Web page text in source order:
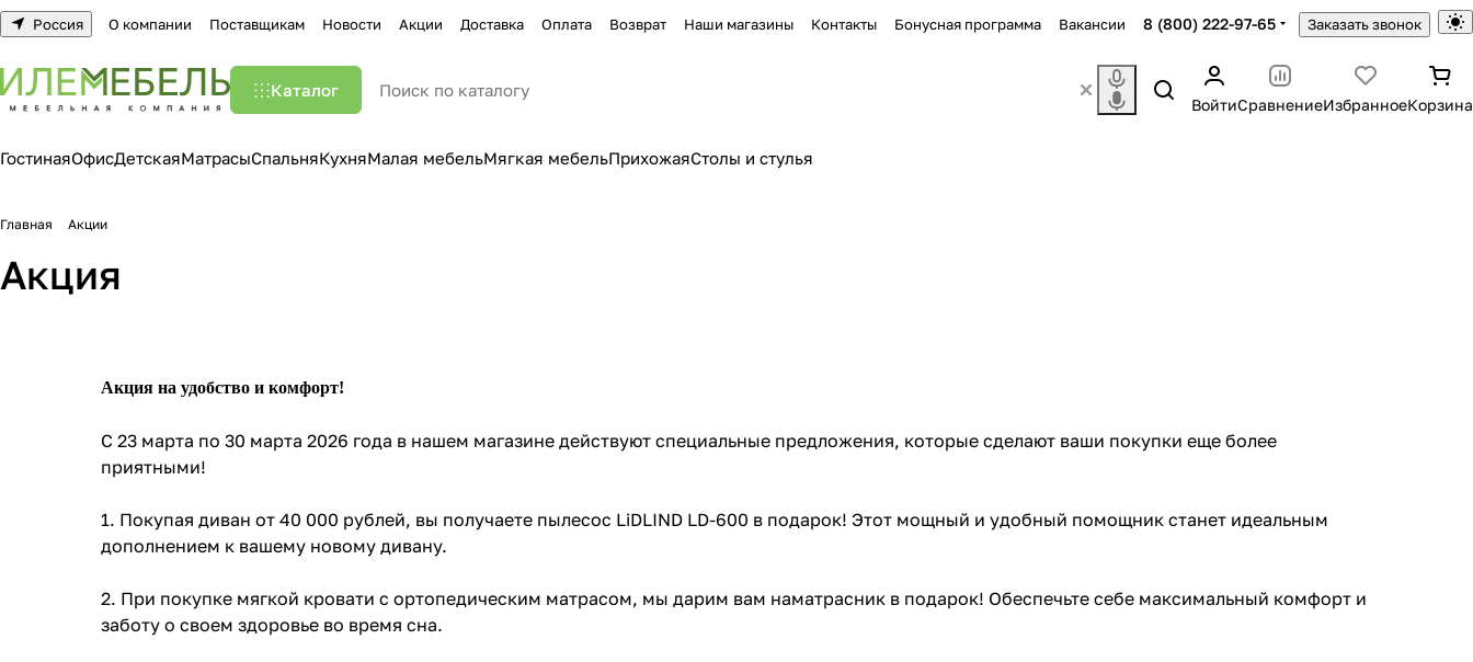
Россия О компании Поставщикам Новости Акции Доставка Оплата Возврат Наши магазины Контакты Бонусная программа Вакансии 8 (800) 222-97-65 Заказать звонок
Каталог
ВойтиСравнениеИзбранноеКорзина
ГостинаяОфисДетскаяМатрасыСпальняКухняМалая мебельМягкая мебельПрихожаяСтолы и стулья
Главная Акции
Акция
Акция на удобство и комфорт!
С 23 марта по 30 марта 2026 года в нашем магазине действуют специальные предложения, которые сделают ваши покупки еще более
приятными!
1. Покупая диван от 40 000 рублей, вы получаете пылесос LiDLIND LD-600 в подарок! Этот мощный и удобный помощник станет идеальным
дополнением к вашему новому дивану.
2. При покупке мягкой кровати с ортопедическим матрасом, мы дарим вам наматрасник в подарок! Обеспечьте себе максимальный комфорт и
заботу о своем здоровье во время сна.